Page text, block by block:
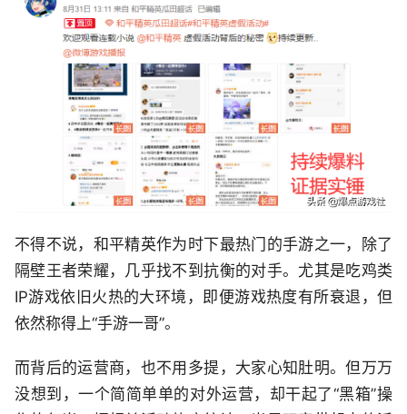
不得不说，和平精英作为时下最热门的手游之一，除了
隔壁王者荣耀，几乎找不到抗衡的对手。尤其是吃鸡类
IP游戏依旧火热的大环境，即便游戏热度有所衰退，但
依然称得上“手游一哥”。
而背后的运营商，也不用多提，大家心知肚明。但万万
没想到，一个简简单单的对外运营，却干起了“黑箱”操